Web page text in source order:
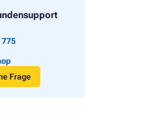
775
Frage